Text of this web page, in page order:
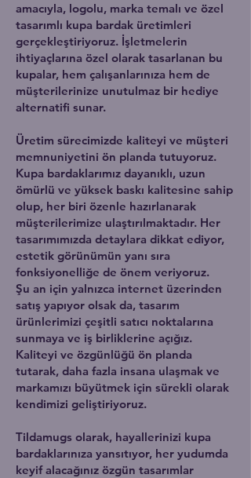
amacıyla, logolu, marka temalı ve özel
tasarımlı kupa bardak üretimleri
gerçekleştiriyoruz. İşletmelerin
ihtiyaçlarına özel olarak tasarlanan bu
kupalar, hem çalışanlarınıza hem de
müşterilerinize unutulmaz bir hediye
alternatifi sunar.
Üretim sürecimizde kaliteyi ve müşteri
memnuniyetini ön planda tutuyoruz.
Kupa bardaklarımız dayanıklı, uzun
ömürlü ve yüksek baskı kalitesine sahip
olup, her biri özenle hazırlanarak
müşterilerimize ulaştırılmaktadır. Her
tasarımımızda detaylara dikkat ediyor,
estetik görünümün yanı sıra
fonksiyonelliğe de önem veriyoruz.
Şu an için yalnızca internet üzerinden
satış yapıyor olsak da, tasarım
ürünlerimizi çeşitli satıcı noktalarına
sunmaya ve iş birliklerine açığız.
Kaliteyi ve özgünlüğü ön planda
tutarak, daha fazla insana ulaşmak ve
markamızı büyütmek için sürekli olarak
kendimizi geliştiriyoruz.
Tildamugs olarak, hayallerinizi kupa
bardaklarınıza yansıtıyor, her yudumda
keyif alacağınız özgün tasarımlar